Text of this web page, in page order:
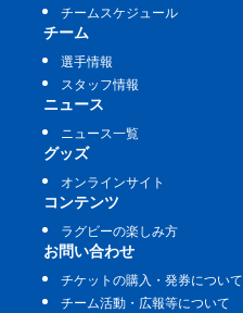
チームスケジュール
チーム
選手情報
スタッフ情報
ニュース
ニュース一覧
グッズ
オンラインサイト
コンテンツ
ラグビーの楽しみ方
お問い合わせ
チケットの購入・発券について
チーム活動・広報等について